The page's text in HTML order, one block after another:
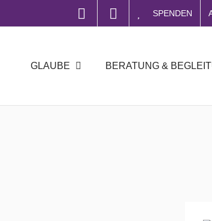
SPENDEN
GLAUBE BERATUNG &